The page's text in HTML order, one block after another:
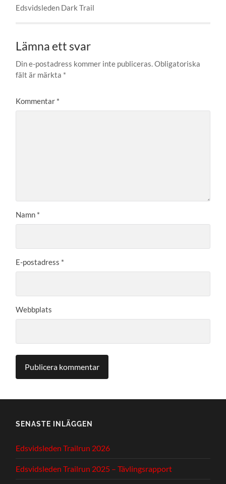
Edsvidsleden Dark Trail
Lämna ett svar
Din e-postadress kommer inte publiceras.Obligatoriska
fält är märkta *
Kommentar *
Namn *
E-postadress *
Webbplats
SENASTE INLÄGGEN
Edsvidsleden Trailrun 2026
Edsvidsleden Trailrun 2025 – Tävlingsrapport